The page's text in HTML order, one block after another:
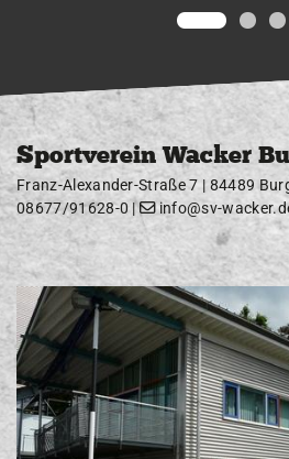
Sportverein Wacker
Franz-Alexander-Straße 7 | 84489
08677/91628-0 | info@sv-